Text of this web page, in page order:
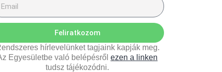
Feliratkozom
hírlevelünket tagjaink kapják meg.
Egyesületbe való belépésről ezen a linken
tudsz tájékozódni.